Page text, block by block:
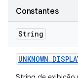
Constantes
String
UNKNOWN_